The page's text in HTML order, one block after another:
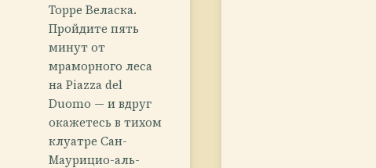
Торре Веласка.
Пройдите пять
минут от
мраморного леса
на Piazza del
Duomo — и вдруг
окажетесь в тихом
клуатре Сан-
Маурицио-аль-